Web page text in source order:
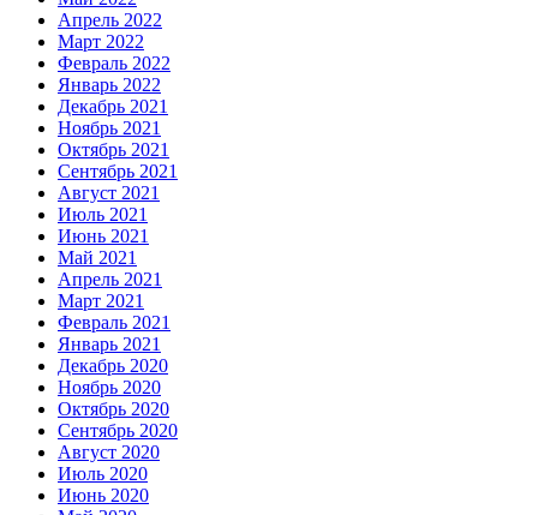
Апрель 2022
Март 2022
Февраль 2022
Январь 2022
Декабрь 2021
Ноябрь 2021
Октябрь 2021
Сентябрь 2021
Август 2021
Июль 2021
Июнь 2021
Май 2021
Апрель 2021
Март 2021
Февраль 2021
Январь 2021
Декабрь 2020
Ноябрь 2020
Октябрь 2020
Сентябрь 2020
Август 2020
Июль 2020
Июнь 2020